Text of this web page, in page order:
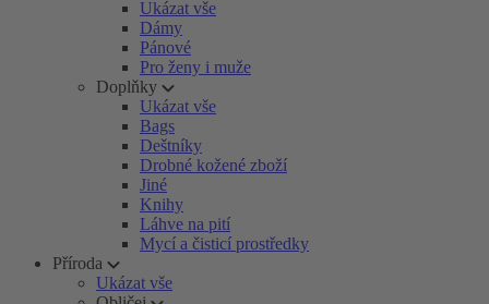
Ukázat vše
Dámy
Pánové
Pro ženy i muže
Doplňky
Ukázat vše
Bags
Deštníky
Drobné kožené zboží
Jiné
Knihy
Láhve na pití
Mycí a čisticí prostředky
Příroda
Ukázat vše